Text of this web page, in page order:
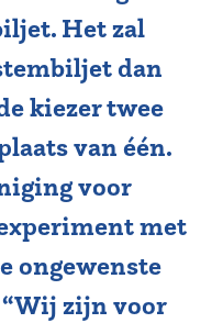
Het zal
dan
kiezer twee
van één.
voor
met
ongewenste
zijn voor